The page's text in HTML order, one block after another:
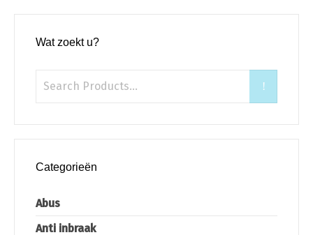
Wat zoekt u?
Categorieën
Abus
Anti inbraak